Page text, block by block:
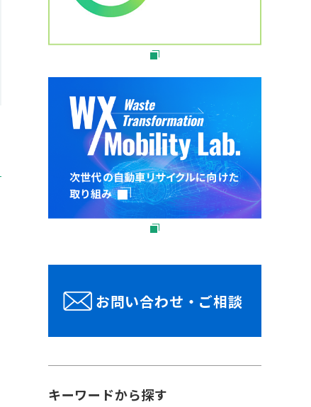
お問い合わせ・ご相談
キーワードから探す